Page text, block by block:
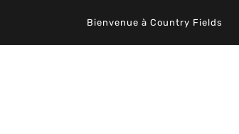
CONTENU
Bienvenue à Country Fields